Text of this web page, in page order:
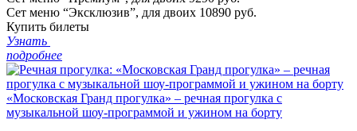
Сет меню “Эксклюзив”, для двоих 10890 руб.
Купить билеты
Узнать
подробнее
«Московская Гранд прогулка» – речная прогулка с
музыкальной шоу-программой и ужином на борту